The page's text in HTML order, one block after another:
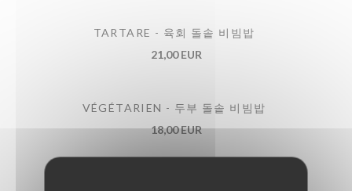
TARTARE - 육회 돌솥 비빔밥
21,00 EUR
VÉGÉTARIEN - 두부 돌솥 비빔밥
18,00 EUR